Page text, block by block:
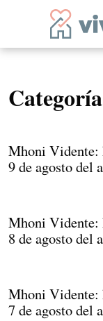
Mhoni Vidente:
9 de agosto del
Mhoni Vidente:
8 de agosto del
Mhoni Vidente:
7 de agosto del